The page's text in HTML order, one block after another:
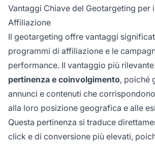
Vantaggi Chiave del Geotargeting per
Affiliazione
Il geotargeting offre vantaggi
programmi di affiliazione e le
performance. Il vantaggio più rilevante
pertinenza e coinvolgimento, poiché
annunci e contenuti che
alla loro posizione geografica e alle
Questa pertinenza si traduce
click e di conversione più elevati,